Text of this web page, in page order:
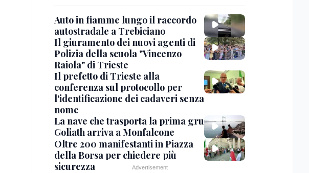
Auto in fiamme lungo il raccordo
autostradale a Trebiciano
Il giuramento dei nuovi agenti di
Polizia della scuola "Vincenzo
Raiola" di Trieste
Il prefetto di Trieste alla
conferenza sul protocollo per
l'identificazione dei cadaveri senza
nome
La nave che trasporta la prima gru
Goliath arriva a Monfalcone
Oltre 200 manifestanti in Piazza
della Borsa per chiedere più
sicurezza